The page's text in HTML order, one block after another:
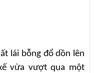
lái bỗng đổ dồn lên
vừa vượt qua một